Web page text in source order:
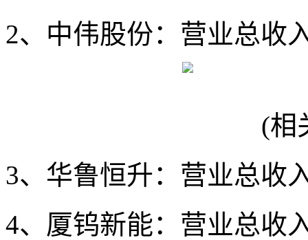
2、中伟股份：营业总收
(相
3、华鲁恒升：营业总收
4、厦钨新能：营业总收